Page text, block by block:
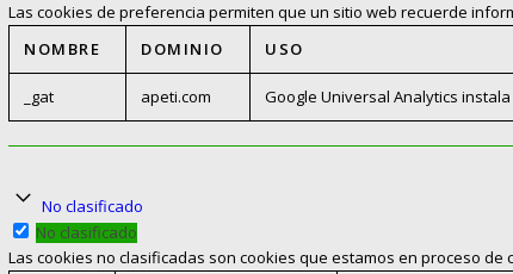
Las cookies de preferencia permiten que un sitio web recuerde
NOMBRE
DOMINIO USO
_gat apeti.com Google Universal Analytics
No clasificado
No clasificado
Las cookies no clasificadas son cookies que estamos en proceso